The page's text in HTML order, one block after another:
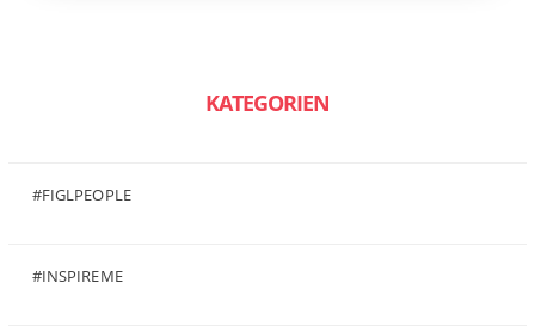
KATEGORIEN
#FIGLPEOPLE
#INSPIREME